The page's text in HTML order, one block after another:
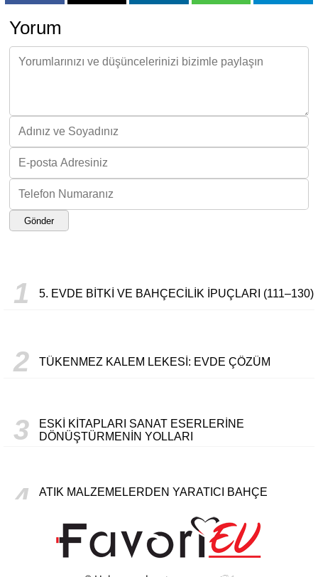
Yorum
Gönder
1 5. EVDE BITKI VE BAHÇECILIK İPUÇLARI (111–130)
2 TÜKENMEZ KALEM LEKESI: EVDE ÇÖZÜM
3
ESKI KITAPLARI SANAT ESERLERINE
DÖNÜŞTÜRMENIN YOLLARI
4
ATIK MALZEMELERDEN YARATICI BAHÇE
KOLAY GERI DÖNÜŞÜM PROJELERIYLE EVINIZI
YENILEME